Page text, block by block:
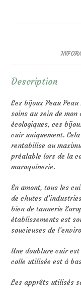
Description
Les bijoux Peau
soins au sein de
écologiques, ces
cuir uniquement.
rentabilise au
préalable lors de la
maroquinerie.
En amont, tous les
de chutes
bien de tannerie
établissements est
soucieuses de
Une doublure cuir
colle utilisée est à
Les apprêts utilisés